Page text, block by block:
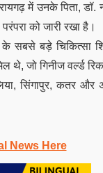
में उनके पिता, डॉ.
को जारी रखा है।
के सबसे बड़े
जो गिनीज वर्ल्ड
सिंगापुर, कतर
News Here